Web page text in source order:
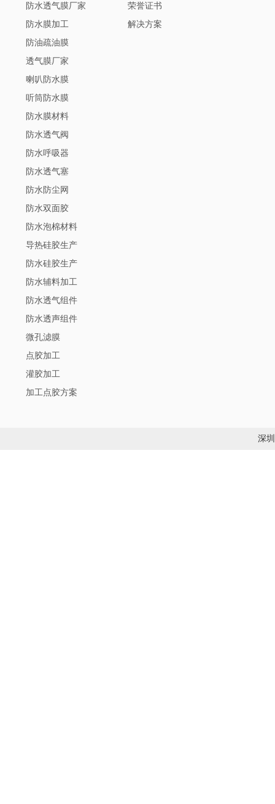
防水透气膜厂家
防水膜加工
防油疏油膜
透气膜厂家
喇叭防水膜
听筒防水膜
防水膜材料
防水透气阀
防水呼吸器
防水透气塞
防水防尘网
防水双面胶
防水泡棉材料
导热硅胶生产
防水硅胶生产
防水辅料加工
防水透气组件
防水透声组件
微孔滤膜
点胶加工
灌胶加工
加工点胶方案
荣誉证书
解决方案
深